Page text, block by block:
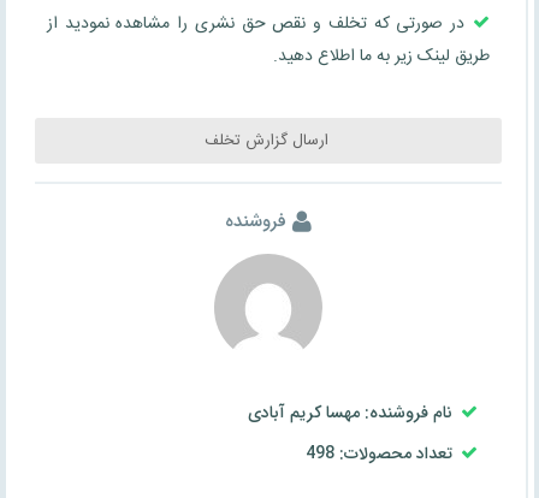
در صورتی که تخلف و نقص حق نشری را مشاهده نمودید از
طریق لینک زیر به ما اطلاع دهید.
ارسال گزارش تخلف
فروشنده
نام فروشنده: مهسا کریم آبادی
تعداد محصولات: 498